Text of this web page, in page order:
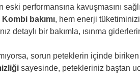
performansına kavuşmasını
Kombi bakımı, hem enerji
detaylı bir bakımla, ısınma
sorun peteklerin içinde
sayesinde, petekleriniz baştan